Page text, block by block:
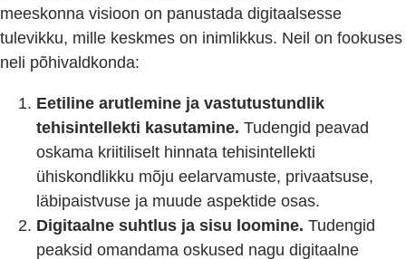
meeskonna visioon on panustada digitaalsesse
tulevikku, mille keskmes on inimlikkus. Neil on fookuses
neli põhivaldkonda:
Eetiline arutlemine ja vastutustundlik
tehisintellekti kasutamine. Tudengid peavad
oskama kriitiliselt hinnata tehisintellekti
ühiskondlikku mõju eelarvamuste, privaatsuse,
läbipaistvuse ja muude aspektide osas.
Digitaalne suhtlus ja sisu loomine. Tudengid
peaksid omandama oskused nagu digitaalne